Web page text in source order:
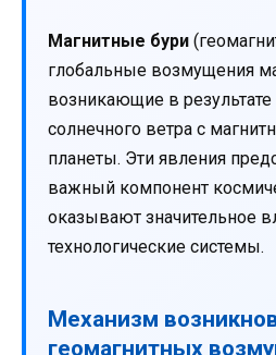
Магнитные бури
глобальные возмущения
возникающие в
солнечного ветра с
планеты. Эти явления
важный компонент
оказывают значительное
технологические системы.
Механизм
геомагнитных